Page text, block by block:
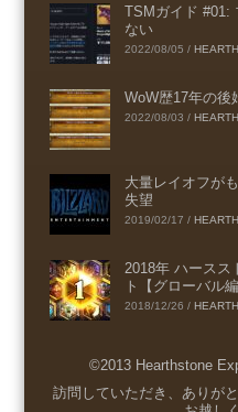
TSMガイド #01:
ない
2022/08/05 /
WoW歴17年の後
2022/08/03 /
大量レイオフが
失望
2019/02/17 /
2018年 ハースス
ト【グローバル編
2018/12/26 /
©2013 Hearthstone
Menu
訪問していただき、ありが